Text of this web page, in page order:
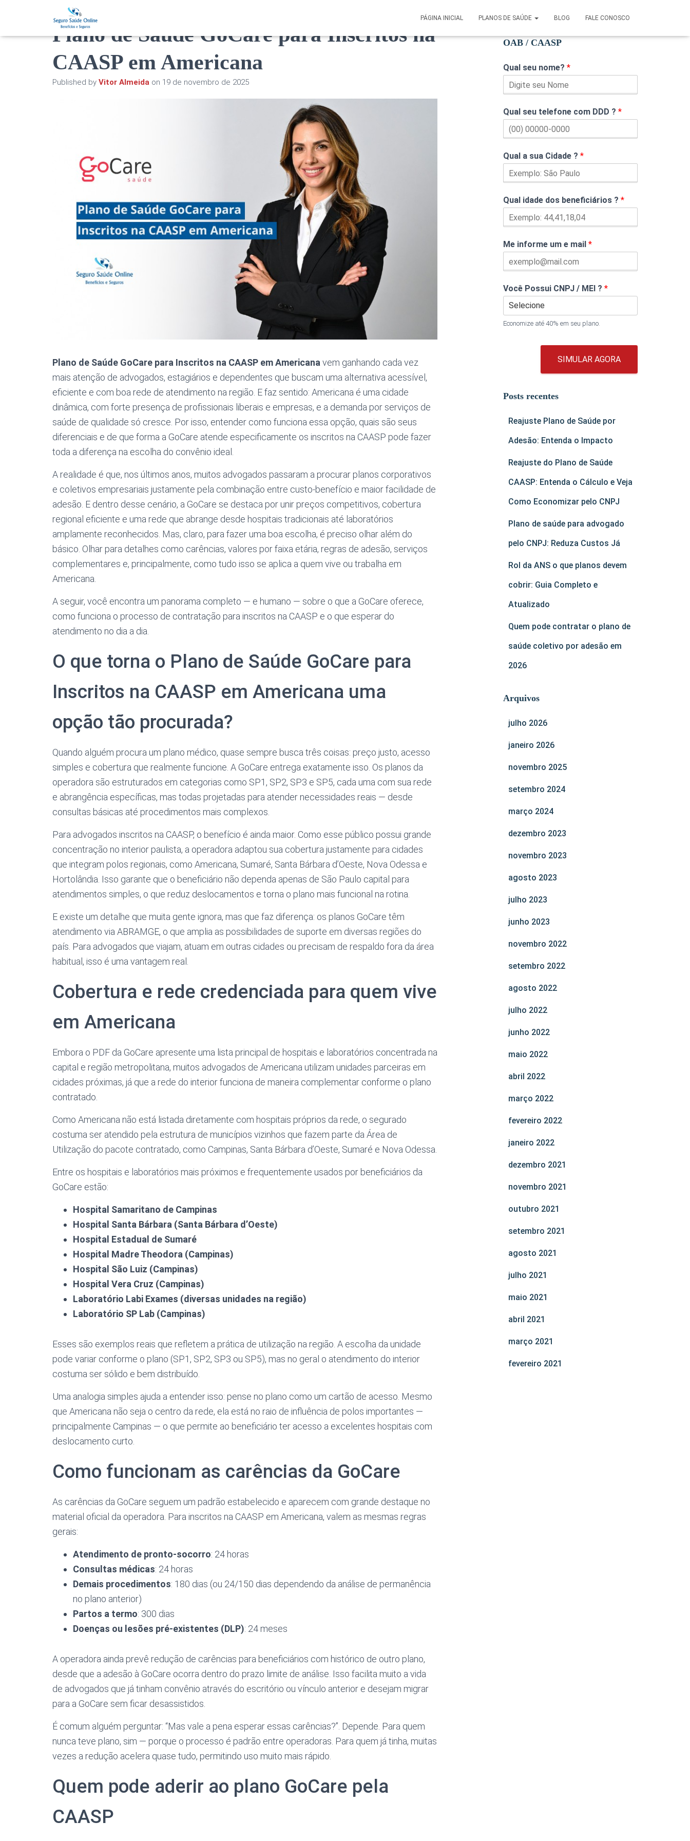
PÁGINA INICIAL PLANOS DE SAÚDE BLOG FALE CONOSCO
Plano de Saúde GoCare para Inscritos na
CAASP em Americana
Published by Vitor Almeida on 19 de novembro de 2025
Plano de Saúde GoCare para Inscritos na CAASP em Americana vem ganhando cada vez
mais atenção de advogados, estagiários e dependentes que buscam uma alternativa acessível,
eficiente e com boa rede de atendimento na região. E faz sentido: Americana é uma cidade
dinâmica, com forte presença de profissionais liberais e empresas, e a demanda por serviços de
saúde de qualidade só cresce. Por isso, entender como funciona essa opção, quais são seus
diferenciais e de que forma a GoCare atende especificamente os inscritos na CAASP pode fazer
toda a diferença na escolha do convênio ideal.
A realidade é que, nos últimos anos, muitos advogados passaram a procurar planos corporativos
e coletivos empresariais justamente pela combinação entre custo-benefício e maior facilidade de
adesão. E dentro desse cenário, a GoCare se destaca por unir preços competitivos, cobertura
regional eficiente e uma rede que abrange desde hospitais tradicionais até laboratórios
amplamente reconhecidos. Mas, claro, para fazer uma boa escolha, é preciso olhar além do
básico. Olhar para detalhes como carências, valores por faixa etária, regras de adesão, serviços
complementares e, principalmente, como tudo isso se aplica a quem vive ou trabalha em
Americana.
A seguir, você encontra um panorama completo — e humano — sobre o que a GoCare oferece,
como funciona o processo de contratação para inscritos na CAASP e o que esperar do
atendimento no dia a dia.
O que torna o Plano de Saúde GoCare para
Inscritos na CAASP em Americana uma
opção tão procurada?
Quando alguém procura um plano médico, quase sempre busca três coisas: preço justo, acesso
simples e cobertura que realmente funcione. A GoCare entrega exatamente isso. Os planos da
operadora são estruturados em categorias como SP1, SP2, SP3 e SP5, cada uma com sua rede
e abrangência específicas, mas todas projetadas para atender necessidades reais — desde
consultas básicas até procedimentos mais complexos.
Para advogados inscritos na CAASP, o benefício é ainda maior. Como esse público possui grande
concentração no interior paulista, a operadora adaptou sua cobertura justamente para cidades
que integram polos regionais, como Americana, Sumaré, Santa Bárbara d’Oeste, Nova Odessa e
Hortolândia. Isso garante que o beneficiário não dependa apenas de São Paulo capital para
atendimentos simples, o que reduz deslocamentos e torna o plano mais funcional na rotina.
E existe um detalhe que muita gente ignora, mas que faz diferença: os planos GoCare têm
atendimento via ABRAMGE, o que amplia as possibilidades de suporte em diversas regiões do
país. Para advogados que viajam, atuam em outras cidades ou precisam de respaldo fora da área
habitual, isso é uma vantagem real.
Cobertura e rede credenciada para quem vive
em Americana
Embora o PDF da GoCare apresente uma lista principal de hospitais e laboratórios concentrada na
capital e região metropolitana, muitos advogados de Americana utilizam unidades parceiras em
cidades próximas, já que a rede do interior funciona de maneira complementar conforme o plano
contratado.
Como Americana não está listada diretamente com hospitais próprios da rede, o segurado
costuma ser atendido pela estrutura de municípios vizinhos que fazem parte da Área de
Utilização do pacote contratado, como Campinas, Santa Bárbara d’Oeste, Sumaré e Nova Odessa.
Entre os hospitais e laboratórios mais próximos e frequentemente usados por beneficiários da
GoCare estão:
Hospital Samaritano de Campinas
Hospital Santa Bárbara (Santa Bárbara d’Oeste)
Hospital Estadual de Sumaré
Hospital Madre Theodora (Campinas)
Hospital São Luiz (Campinas)
Hospital Vera Cruz (Campinas)
Laboratório Labi Exames (diversas unidades na região)
Laboratório SP Lab (Campinas)
Esses são exemplos reais que refletem a prática de utilização na região. A escolha da unidade
pode variar conforme o plano (SP1, SP2, SP3 ou SP5), mas no geral o atendimento do interior
costuma ser sólido e bem distribuído.
Uma analogia simples ajuda a entender isso: pense no plano como um cartão de acesso. Mesmo
que Americana não seja o centro da rede, ela está no raio de influência de polos importantes —
principalmente Campinas — o que permite ao beneficiário ter acesso a excelentes hospitais com
deslocamento curto.
Como funcionam as carências da GoCare
As carências da GoCare seguem um padrão estabelecido e aparecem com grande destaque no
material oficial da operadora. Para inscritos na CAASP em Americana, valem as mesmas regras
gerais:
Atendimento de pronto-socorro: 24 horas
Consultas médicas: 24 horas
Demais procedimentos: 180 dias (ou 24/150 dias dependendo da análise de permanência
no plano anterior)
Partos a termo: 300 dias
Doenças ou lesões pré-existentes (DLP): 24 meses
A operadora ainda prevê redução de carências para beneficiários com histórico de outro plano,
desde que a adesão à GoCare ocorra dentro do prazo limite de análise. Isso facilita muito a vida
de advogados que já tinham convênio através do escritório ou vínculo anterior e desejam migrar
para a GoCare sem ficar desassistidos.
É comum alguém perguntar: “Mas vale a pena esperar essas carências?”. Depende. Para quem
nunca teve plano, sim — porque o processo é padrão entre operadoras. Para quem já tinha, muitas
vezes a redução acelera quase tudo, permitindo uso muito mais rápido.
Quem pode aderir ao plano GoCare pela
CAASP
OAB / CAASP
Qual seu nome? *
Qual seu telefone com DDD ? *
Qual a sua Cidade ? *
Qual idade dos beneficiários ? *
Me informe um e mail *
Você Possui CNPJ / MEI ? *
Economize até 40% em seu plano.
SIMULAR AGORA
Posts recentes
Reajuste Plano de Saúde por
Adesão: Entenda o Impacto
Reajuste do Plano de Saúde
CAASP: Entenda o Cálculo e Veja
Como Economizar pelo CNPJ
Plano de saúde para advogado
pelo CNPJ: Reduza Custos Já
Rol da ANS o que planos devem
cobrir: Guia Completo e
Atualizado
Quem pode contratar o plano de
saúde coletivo por adesão em
2026
Arquivos
julho 2026
janeiro 2026
novembro 2025
setembro 2024
março 2024
dezembro 2023
novembro 2023
agosto 2023
julho 2023
junho 2023
novembro 2022
setembro 2022
agosto 2022
julho 2022
junho 2022
maio 2022
abril 2022
março 2022
fevereiro 2022
janeiro 2022
dezembro 2021
novembro 2021
outubro 2021
setembro 2021
agosto 2021
julho 2021
maio 2021
abril 2021
março 2021
fevereiro 2021